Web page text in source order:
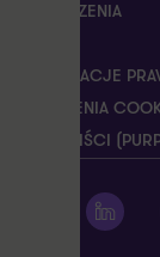
WYDARZENIA
INFORMACJE
USTAWIENIA
SYGNALIŚCI
Zobacz profil
Zobacz